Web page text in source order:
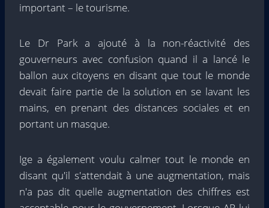
important – le tourisme.
Le Dr Park a ajouté à la non-réactivité des
gouverneurs avec confusion quand il a lancé le
ballon aux citoyens en disant que tout le monde
devait faire partie de la solution en se lavant les
mains, en prenant des distances sociales et en
portant un masque.
Ige a également voulu calmer tout le monde en
disant qu'il s'attendait à une augmentation, mais
n'a pas dit quelle augmentation des chiffres est